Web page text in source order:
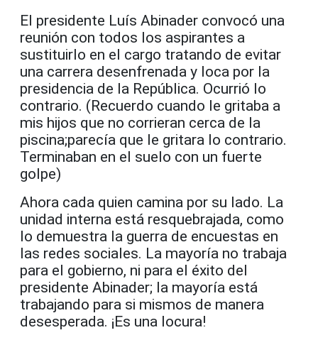
El presidente Luís Abinader convocó una
reunión con todos los aspirantes a
sustituirlo en el cargo tratando de evitar
una carrera desenfrenada y loca por la
presidencia de la República. Ocurrió lo
contrario. (Recuerdo cuando le gritaba a
mis hijos que no corrieran cerca de la
piscina;parecía que le gritara lo contrario.
Terminaban en el suelo con un fuerte
golpe)
Ahora cada quien camina por su lado. La
unidad interna está resquebrajada, como
lo demuestra la guerra de encuestas en
las redes sociales. La mayoría no trabaja
para el gobierno, ni para el éxito del
presidente Abinader; la mayoría está
trabajando para si mismos de manera
desesperada. ¡Es una locura!